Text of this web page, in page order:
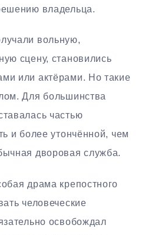
владельца.
вольную,
сцену, становились
или актёрами. Но такие
Для большинства
частью
и более утончённой, чем
дворовая служба.
драма крепостного
человеческие
освобождал